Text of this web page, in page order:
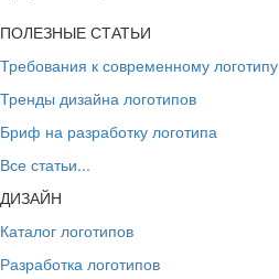
ПОЛЕЗНЫЕ СТАТЬИ
Требования к современному логотипу
Тренды дизайна логотипов
Бриф на разработку логотипа
Все статьи...
ДИЗАЙН
Каталог логотипов
Разработка логотипов